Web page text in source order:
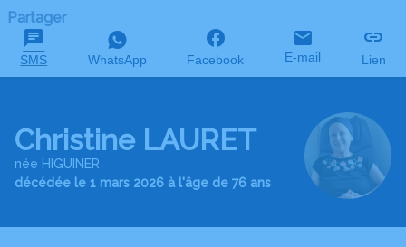
Partager
SMS WhatsApp Facebook E-mail Lien
Christine LAURET
née HIGUINER
décédée le 1 mars 2026 à l'âge de 76 ans